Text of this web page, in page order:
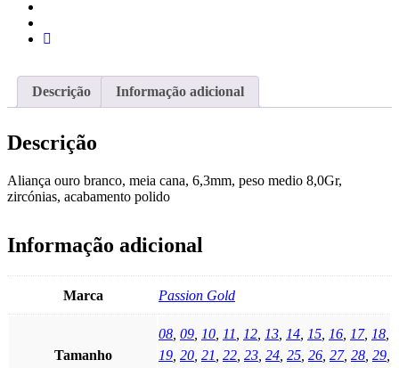
Descrição Informação adicional
Descrição
Aliança ouro branco, meia cana, 6,3mm, peso medio 8,0Gr,
zircónias, acabamento polido
Informação adicional
Marca Passion Gold
Tamanho
08 09 10 11 12 13 14 15 16 17, 18
19 20 21 22 23 24 25 26 27, 28 29